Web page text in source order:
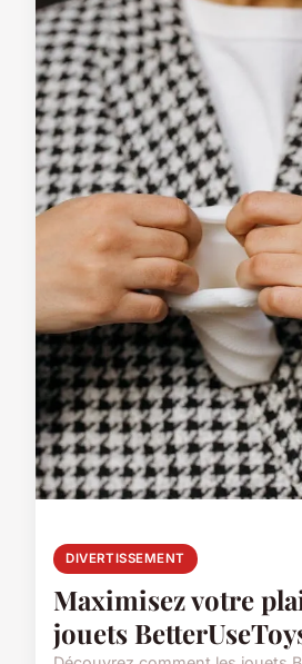
DIVERTISSEMENT
Maximisez votre
jouets